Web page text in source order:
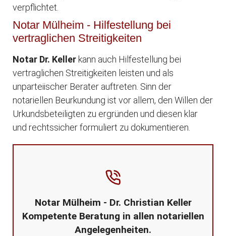
verpflichtet.
Notar Mülheim - Hilfestellung bei
vertraglichen Streitigkeiten
Notar Dr. Kellerkann auch Hilfestellung bei
vertraglichen Streitigkeiten leisten und als
unparteiischer Berater auftreten. Sinn der
notariellen Beurkundung ist vor allem, den Willen der
Urkundsbeteiligten zu ergründen und diesen klar
und rechtssicher formuliert zu dokumentieren.
Notar Mülheim - Dr. Christian Keller
Kompetente Beratung in allen notariellen
Angelegenheiten.